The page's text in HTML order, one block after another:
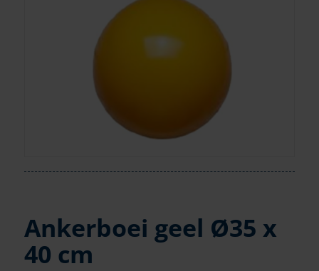
Ankerboei geel Ø35 x
40 cm